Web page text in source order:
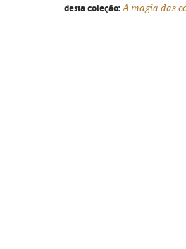
desta coleção: A magia das